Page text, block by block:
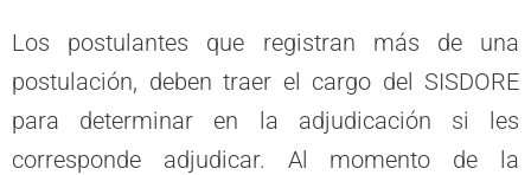
Los postulantes que registran más de una
postulación, deben traer el cargo del SISDORE
para determinar en la adjudicación si les
corresponde adjudicar. Al momento de la